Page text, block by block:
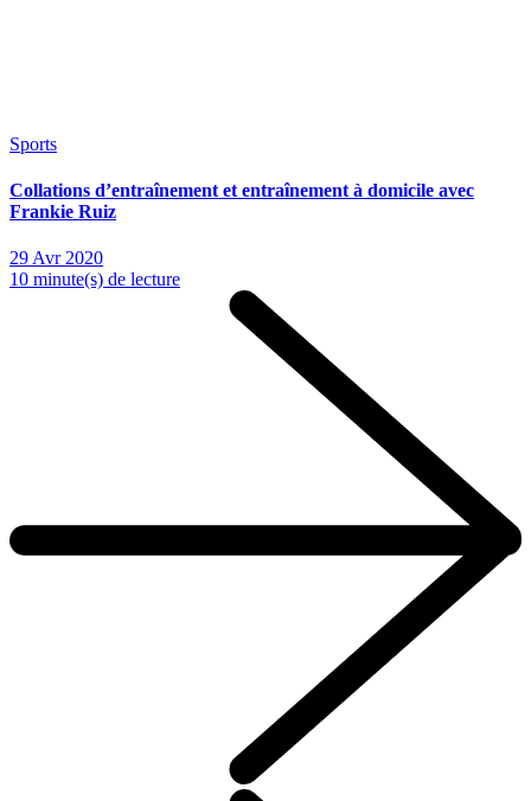
Sports
Collations d’entraînement et entraînement à domicile avec
Frankie Ruiz
29 Avr 2020
10 minute(s) de lecture